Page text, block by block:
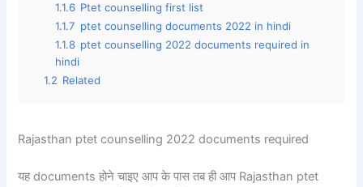
1.1.6 Ptet counselling first list
1.1.7 ptet counselling documents 2022 in hindi
1.1.8 ptet counselling 2022 documents required in
hindi
1.2 Related
Rajasthan ptet counselling 2022 documents required
यह documents होने चाइए आप के पास तब ही आप Rajasthan ptet